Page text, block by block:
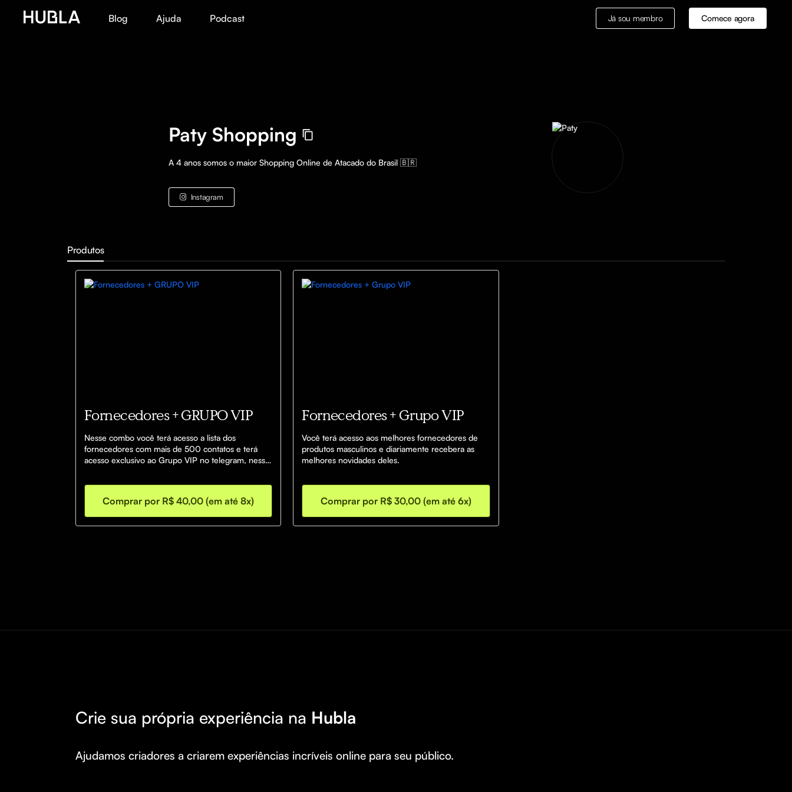
Blog Ajuda Podcast Já sou membro Comece agora
Paty Shopping
A 4 anos somos o maior Shopping Online de Atacado do Brasil 🇧🇷
Instagram
Produtos
Fornecedores + GRUPO VIP
Nesse combo você terá acesso a lista dos
fornecedores com mais de 500 contatos e terá
acesso exclusivo ao Grupo VIP no telegram, nesse
dicas de revenda dos melhores fornecedores do
Comprar por R$ 40,00 (em até 8x)
Fornecedores + Grupo VIP
Você terá acesso aos melhores fornecedores de
produtos masculinos e diariamente recebera as
melhores novidades deles.
Comprar por R$ 30,00 (em até 6x)
Crie sua própria experiência na Hubla
Ajudamos criadores a criarem experiências incríveis online para seu público.